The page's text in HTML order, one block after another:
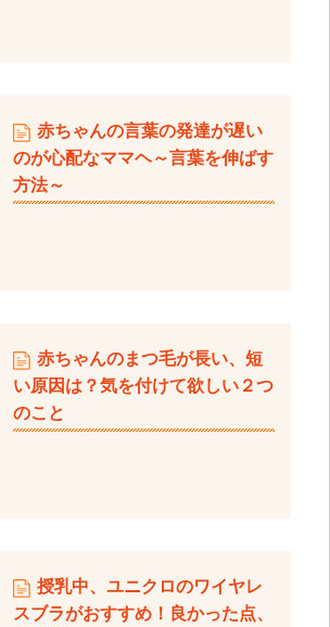
赤ちゃんの言葉の発達が遅い
のが心配なママヘ～言葉を伸ばす
方法～
赤ちゃんのまつ毛が長い、短
い原因は？気を付けて欲しい２つ
のこと
授乳中、ユニクロのワイヤレ
スブラがおすすめ！良かった点、